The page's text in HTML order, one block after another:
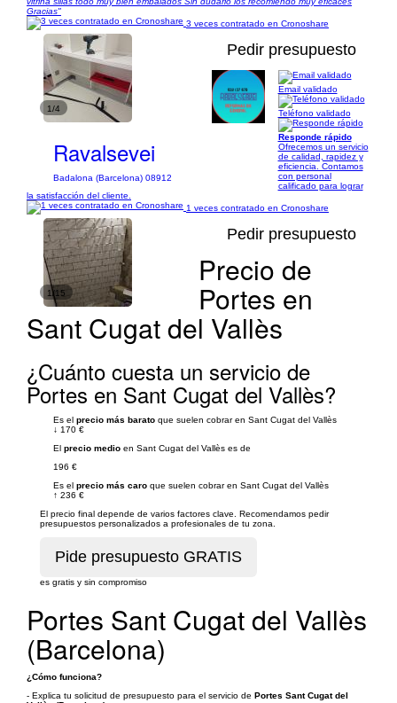
Gracias"
3 veces contratado en Cronoshare
1/4
Pedir presupuesto
Ravalsevei
Badalona (Barcelona) 08912
Email validado
Teléfono validado
Responde rápido
Ofrecemos un servicio
de calidad, rapidez y
eficiencia. Contamos
con personal
calificado para lograr
la satisfacción del cliente.
1 veces contratado en Cronoshare
1/15
Pedir presupuesto
Precio de
Portes en
Sant Cugat del Vallès
¿Cuánto cuesta un servicio de
Portes en Sant Cugat del Vallès?
Es el precio más barato que suelen cobrar en Sant Cugat del Vallès
↓ 170 €
El precio medio en Sant Cugat del Vallès es de
196 €
Es el precio más caro que suelen cobrar en Sant Cugat del Vallès
↑ 236 €
El precio final depende de varios factores clave. Recomendamos pedir
presupuestos personalizados a profesionales de tu zona.
es gratis y sin compromiso
Portes Sant Cugat del Vallès
(Barcelona)
¿Cómo funciona?
- Explica tu solicitud de presupuesto para el servicio de Portes Sant Cugat del